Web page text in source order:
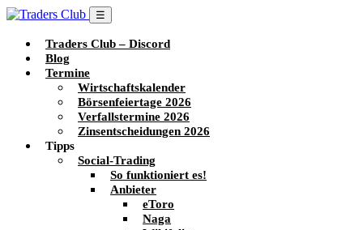
☰
Traders Club – Discord
Blog
Termine
Wirtschaftskalender
Börsenfeiertage 2026
Verfallstermine 2026
Zinsentscheidungen 2026
Tipps
Social-Trading
So funktioniert es!
Anbieter
eToro
Naga